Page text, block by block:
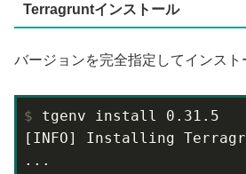
Terragruntインストール
バージョンを完全指定してインスト
$ tgenv install 0.31.5
[INFO] Installing